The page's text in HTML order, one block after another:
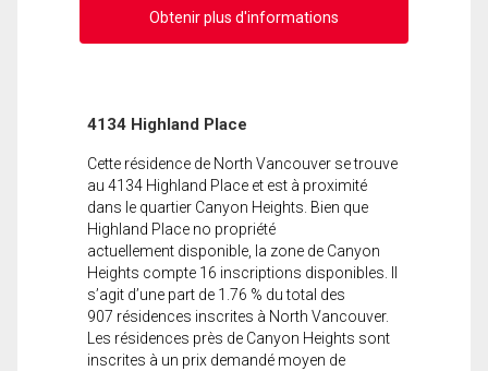
Obtenir plus d'informations
4134 Highland Place
Cette résidence de North Vancouver se trouve
au 4134 Highland Place et est à proximité
dans le quartier Canyon Heights. Bien que
Highland Place no propriété
actuellement disponible, la zone de Canyon
Heights compte 16 inscriptions disponibles. Il
s’agit d’une part de 1.76 % du total des
907 résidences inscrites à North Vancouver.
Les résidences près de Canyon Heights sont
inscrites à un prix demandé moyen de